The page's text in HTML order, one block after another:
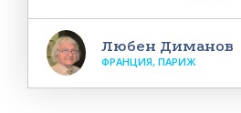
Любен Диманов
ФРАНЦИЯ, ПАРИЖ